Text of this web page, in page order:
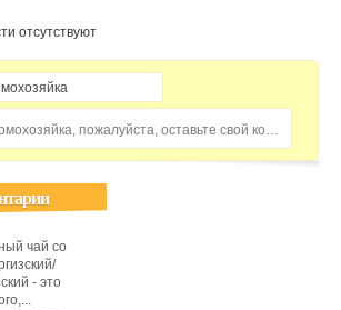
отсутствуют
Домохозяйка, пожалуйста, оставьте свой комментарий...
чай со
- это